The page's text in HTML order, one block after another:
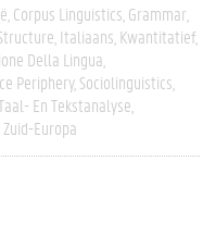
Corpus Linguistics Grammar
Italiaans Kwantitatief
Della Lingua
Periphery Sociolinguistics
En Tekstanalyse
Zuid-Europa